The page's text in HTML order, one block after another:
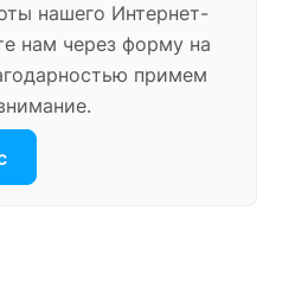
нашего Интернет-
нам через форму на
примем